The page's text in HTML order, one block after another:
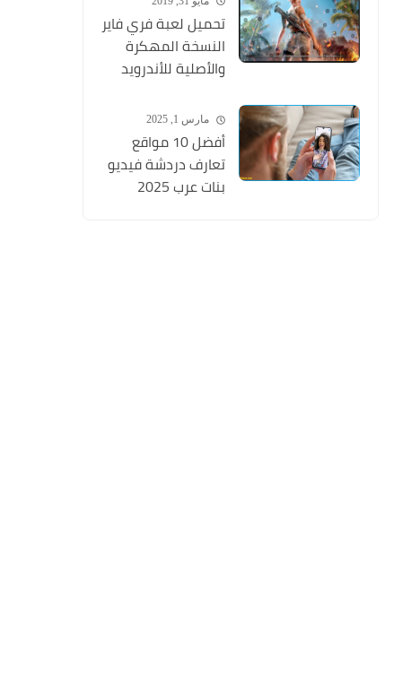
وتنهيها فوراً
تحميل لعبة فري فاير
النسخة المهكرة
والأصلية للأندرويد
2019 مجانا
مارس 1, 2025
أفضل 10 مواقع
تعارف دردشة فيديو
بنات عرب 2025